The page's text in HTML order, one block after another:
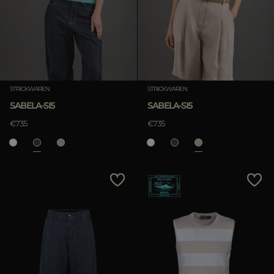
STRICKWAREN
SABELA-SI5
€735
STRICKWAREN
SABELA-SI5
€735